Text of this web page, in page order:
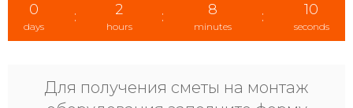
0
days
: 2
hours
: 8
minutes
: 10
seconds
Для получения сметы на монтаж